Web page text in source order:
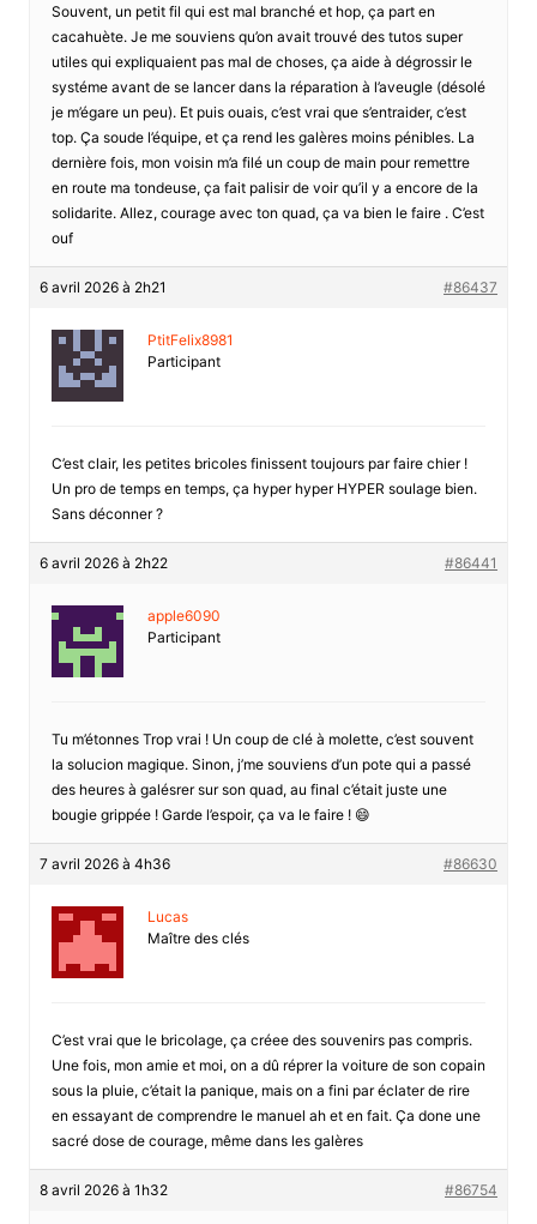
Souvent, un petit fil qui est mal branché et hop, ça part en
cacahuète. Je me souviens qu’on avait trouvé des tutos super
utiles qui expliquaient pas mal de choses, ça aide à dégrossir le
systéme avant de se lancer dans la réparation à l’aveugle (désolé
je m’égare un peu). Et puis ouais, c’est vrai que s’entraider, c’est
top. Ça soude l’équipe, et ça rend les galères moins pénibles. La
dernière fois, mon voisin m’a filé un coup de main pour remettre
en route ma tondeuse, ça fait palisir de voir qu’il y a encore de la
solidarite. Allez, courage avec ton quad, ça va bien le faire . C’est
ouf
6 avril 2026 à 2h21 #86437
PtitFelix8981
Participant
C’est clair, les petites bricoles finissent toujours par faire chier !
Un pro de temps en temps, ça hyper hyper HYPER soulage bien.
Sans déconner ?
6 avril 2026 à 2h22 #86441
apple6090
Participant
Tu m’étonnes Trop vrai ! Un coup de clé à molette, c’est souvent
la solucion magique. Sinon, j’me souviens d’un pote qui a passé
des heures à galésrer sur son quad, au final c’était juste une
bougie grippée ! Garde l’espoir, ça va le faire ! 😄
7 avril 2026 à 4h36 #86630
Lucas
Maître des clés
C’est vrai que le bricolage, ça créee des souvenirs pas compris.
Une fois, mon amie et moi, on a dû réprer la voiture de son copain
sous la pluie, c’était la panique, mais on a fini par éclater de rire
en essayant de comprendre le manuel ah et en fait. Ça done une
sacré dose de courage, même dans les galères
8 avril 2026 à 1h32 #86754